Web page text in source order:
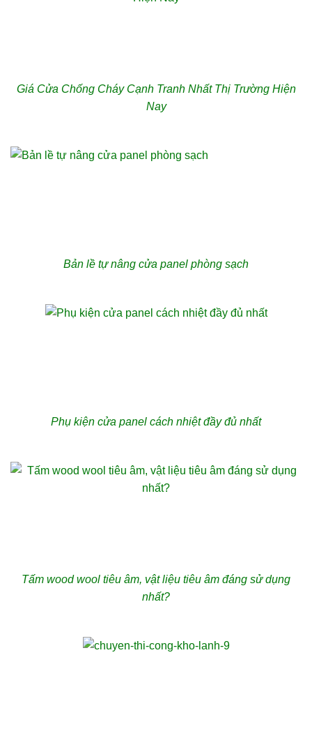
Giá Cửa Chống Cháy Cạnh Tranh Nhất Thị Trường Hiện
Nay
Bản lề tự nâng cửa panel phòng sạch
Phụ kiện cửa panel cách nhiệt đầy đủ nhất
Tấm wood wool tiêu âm, vật liệu tiêu âm đáng sử dụng
nhất?